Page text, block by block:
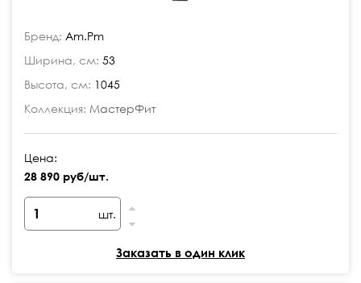
Бренд: Am.Pm
Ширина, см: 53
Высота, см: 1045
Коллекция: МастерФит
Цена:
28 890 руб/шт.
шт.
Заказать в один клик